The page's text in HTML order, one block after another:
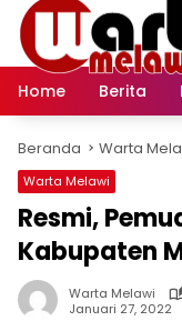
Langsung
konten
Home
Berita
Beranda Warta
Warta Melawi
Resmi,
Kabupaten
Warta Melawi
Januari 27, 2022